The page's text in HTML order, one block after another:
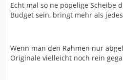
Echt mal so ne popelige Scheibe
Budget sein, bringt mehr als
Wenn man den Rahmen nur
Originale vielleicht noch rein